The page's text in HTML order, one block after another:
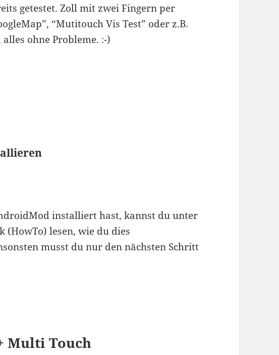
getestet. Zoll mit zwei Fingern per
“Mutitouch Vis Test” oder z.B.
ohne Probleme. :-)
installiert hast, kannst du unter
lesen, wie du dies
musst du nur den nächsten Schritt
Multi Touch